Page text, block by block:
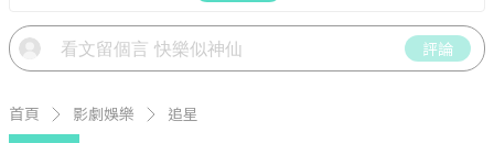
評論
首頁 影劇娛樂 追星